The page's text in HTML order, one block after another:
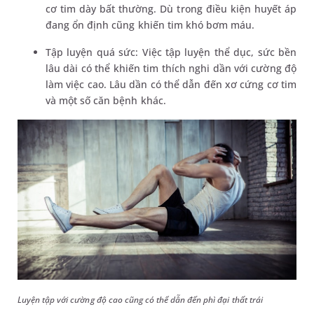
cơ tim dày bất thường. Dù trong điều kiện huyết áp
đang ổn định cũng khiến tim khó bơm máu.
Tập luyện quá sức: Việc tập luyện thể dục, sức bền
lâu dài có thể khiến tim thích nghi dần với cường độ
làm việc cao. Lâu dần có thể dẫn đến xơ cứng cơ tim
và một số căn bệnh khác.
Luyện tập với cường độ cao cũng có thể dẫn đến phì đại thất trái